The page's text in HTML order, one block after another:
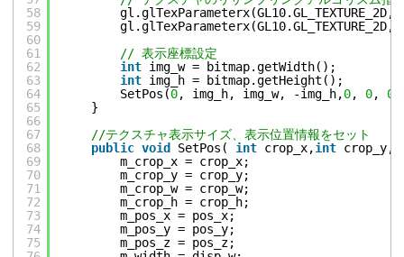
58
59
60
61
62
63
64
65
66
67
68
69
70
71
72
73
74
75
gl.glTexParameterx(GL10.GL_TEXTURE_2D,
gl.glTexParameterx(GL10.GL_TEXTURE_2D,
// 表示座標設定
int img_w = bitmap.getWidth();
int img_h = bitmap.getHeight();
SetPos(0, img_h, img_w, -img_h,0, 0, 0
}
//テクスチャ表示サイズ、表示位置情報をセット
public void SetPos( int crop_x,int crop_y,
m_crop_x = crop_x;
m_crop_y = crop_y;
m_crop_w = crop_w;
m_crop_h = crop_h;
m_pos_x = pos_x;
m_pos_y = pos_y;
m_pos_z = pos_z;